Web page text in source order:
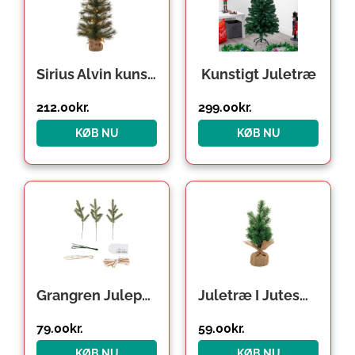
Sirius Alvin kunstigt juletræ med lys, 60 cm
276.00kr..
212.00kr.
er:
212.00kr..
KØB NU
Kunstigt Juletræ
299.00kr.
KØB NU
Grangren Julepynt Gavemærker
79.00kr.
Juletræ I Jutesæk
59.00kr.